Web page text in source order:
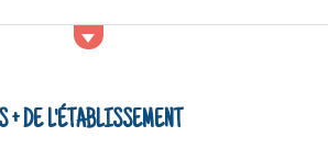
+ DE L'ÉTABLISSEMENT